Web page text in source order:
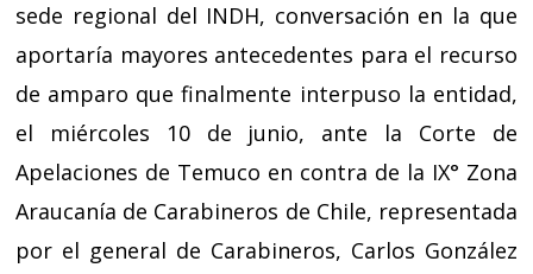
sede regional del INDH, conversación en la que
aportaría mayores antecedentes para el recurso
de amparo que finalmente interpuso la entidad,
el miércoles 10 de junio, ante la Corte de
Apelaciones de Temuco en contra de la IX° Zona
Araucanía de Carabineros de Chile, representada
por el general de Carabineros, Carlos González